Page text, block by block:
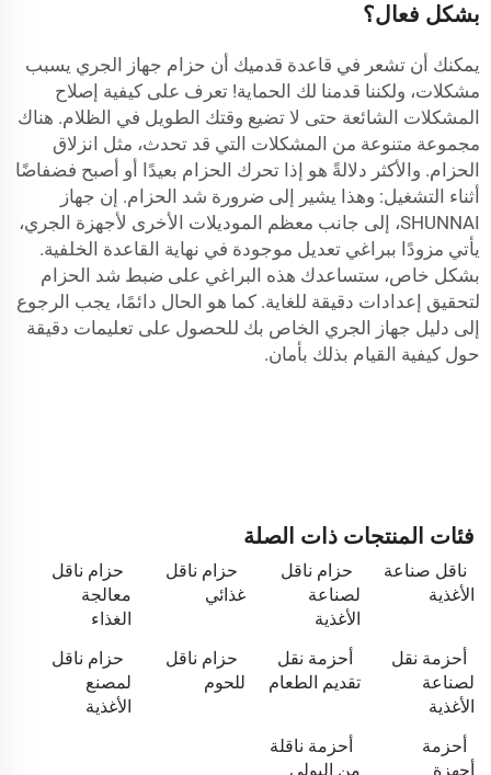
بشكل فعال؟
يمكنك أن تشعر في قاعدة قدميك أن حزام جهاز الجري يسبب
مشكلات، ولكننا قدمنا لك الحماية! تعرف على كيفية إصلاح
المشكلات الشائعة حتى لا تضيع وقتك الطويل في الظلام. هناك
مجموعة متنوعة من المشكلات التي قد تحدث، مثل انزلاق
الحزام. والأكثر دلالةً هو إذا تحرك الحزام بعيدًا أو أصبح فضفاضًا
أثناء التشغيل: وهذا يشير إلى ضرورة شد الحزام. إن جهاز
SHUNNAI، إلى جانب معظم الموديلات الأخرى لأجهزة الجري،
يأتي مزودًا ببراغي تعديل موجودة في نهاية القاعدة الخلفية.
بشكل خاص، ستساعدك هذه البراغي على ضبط شد الحزام
لتحقيق إعدادات دقيقة للغاية. كما هو الحال دائمًا، يجب الرجوع
إلى دليل جهاز الجري الخاص بك للحصول على تعليمات دقيقة
حول كيفية القيام بذلك بأمان.
فئات المنتجات ذات الصلة
ناقل صناعة
الأغذية
حزام ناقل
لصناعة
الأغذية
حزام ناقل
غذائي
حزام ناقل
معالجة
الغذاء
أحزمة نقل
لصناعة
الأغذية
أحزمة نقل
تقديم الطعام
حزام ناقل
للحوم
حزام ناقل
لمصنع
الأغذية
أحزمة
أجهزة
أحزمة ناقلة
من البولي